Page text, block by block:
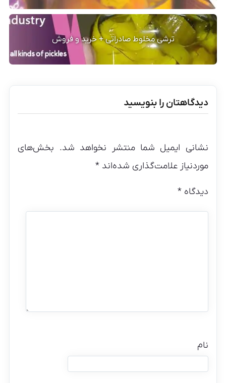
ترشی مخلوط صادراتی + خرید و فروش
دیدگاهتان را بنویسید
نشانی ایمیل شما منتشر نخواهد شد. بخش‌های
موردنیاز علامت‌گذاری شده‌اند*
دیدگاه*
نام